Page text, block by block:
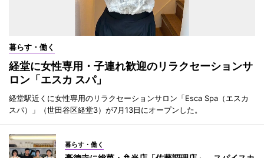
暮らす・働く
経堂に女性専用・子連れ歓迎のリラクセーションサ
ロン「エスカ スパ」
経堂駅近くに女性専用のリラクセーションサロン「Esca Spa（エスカ
スパ）」（世田谷区経堂3）が7月13日にオープンした。
暮らす・働く